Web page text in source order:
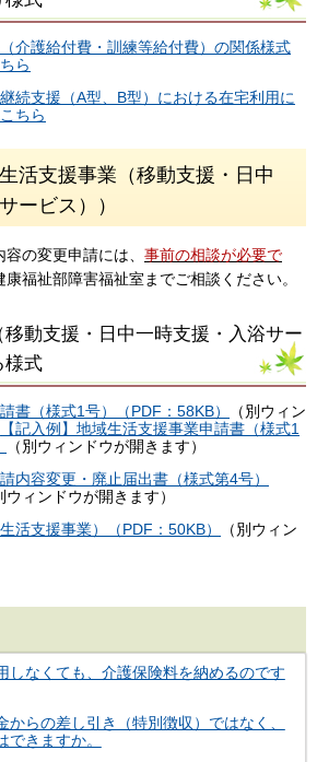
介護給付費・訓練等給付費）の関係様式
ら
続支援（A型、B型）における在宅利用に
ちら
活支援事業（移動支援・日中
ービス））
の変更申請には、 事前の相談が必要で
福祉部障害福祉室までご相談ください。
動支援・日中一時支援・入浴サー
様式
書（様式1号）（PDF：58KB）
（別ウィン
【記入例】地域生活支援事業申請書（様式1
（別ウィンドウが開きます）
内容変更・廃止届出書（様式第4号）
ウィンドウが開きます）
活支援事業）（PDF：50KB）
（別ウィン
しなくても、介護保険料を納めるのです
からの差し引き（特別徴収）ではなく、
できますか。